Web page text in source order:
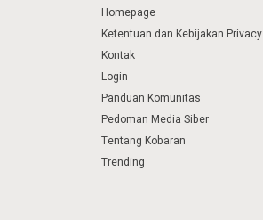
Homepage
Ketentuan dan Kebijakan Privacy
Kontak
Login
Panduan Komunitas
Pedoman Media Siber
Tentang Kobaran
Trending